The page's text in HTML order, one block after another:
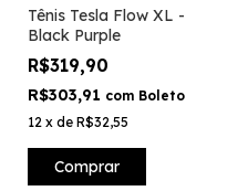
Tênis Tesla Flow XL -
Black Purple
R$319,90
R$303,91 com Boleto
12 x de R$32,55
Comprar